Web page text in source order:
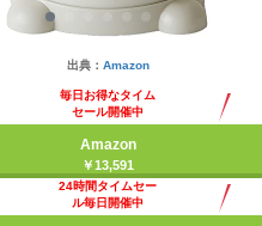
出典： Amazon
毎日お得なタイム
セール開催中
Amazon
￥13,591
24時間タイムセー
ル毎日開催中